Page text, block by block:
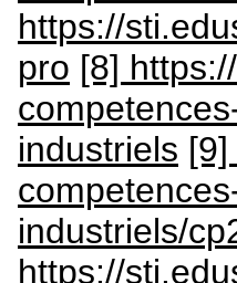
https://
pro [8]
industriels
industriels/
https://